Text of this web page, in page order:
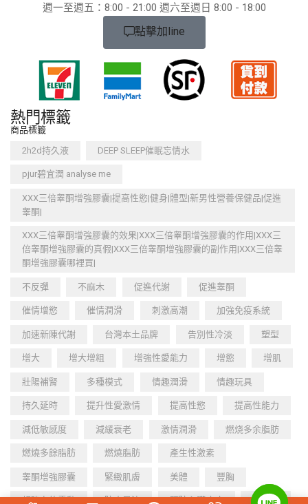
週一至週五：8:​​00 - 21:00 週六至週日 8:00 - 18:00
點擊加line
熱門標籤
商品標籤
2h2d持久液 DEEP SLEEP催眠忘情水
pjur碧宜潤 analyse me
XXX三倍睾酮增強膠囊|提高性慾|健身|體型|新男性營養保健品|促進
睾酮|
XXX三倍睾酮增強膠囊的效果|XXX三倍睾酮增強膠囊的作用|XXX三
倍睾酮增強膠囊的真假|XXX三倍睾酮增強膠囊的副作用|XXX三倍睾
酮增強膠囊哪裡買|
不反彈 不麻木 促進代謝 促進睾酮
催情增慾 催情潤滑 刺激高潮 加強免疫系統
加速新陳代謝 台灣本土品牌 告別性冷淡 塑型
增大 增大增粗 增強性愛能力 增慾 增肌
壯陽補腎 多種模式 情趣潤滑 情趣玩具
持久延時 提升性愛激情 提高性慾 提高性能力
減低敏感度 減緩衰老 激情潤滑 燃烧多余脂肪
燃燒多餘脂肪 燃燒脂肪 產生性激素
睾酮增強膠囊 緊緻肌膚 美體 豐胸
超強力的震動 防止早洩 預防心臟疾病 飛機杯